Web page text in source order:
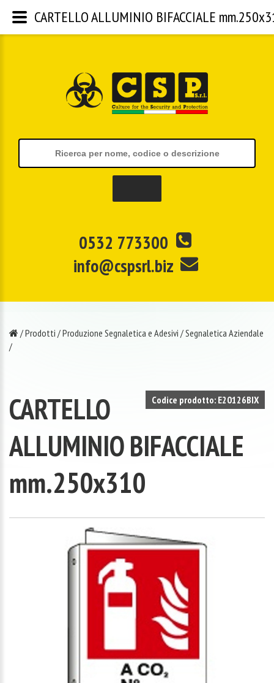
0532 773300
info@cspsrl.biz
/Prodotti /Produzione Segnaletica e Adesivi /Segnaletica Aziendale
/
Codice prodotto: E20126BIX
CARTELLO
ALLUMINIO BIFACCIALE
mm.250x310
CARTELLO ALLUMINIO BIFACCIALE